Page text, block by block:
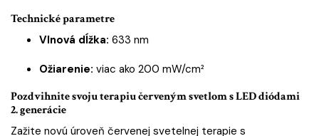
Technické parametre
Vlnová dĺžka: 633 nm
Ožiarenie: viac ako 200 mW/cm²
Pozdvihnite svoju terapiu červeným svetlom s LED diódami
2. generácie
Zažite novú úroveň červenej svetelnej terapie s